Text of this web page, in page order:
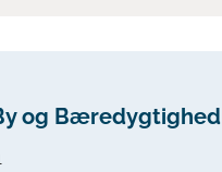
og Bæredygtighed